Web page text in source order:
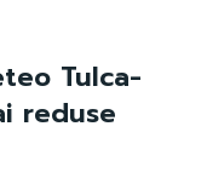
Tulca-
reduse